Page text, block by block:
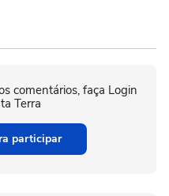
comentários, faça Login
Terra
participar